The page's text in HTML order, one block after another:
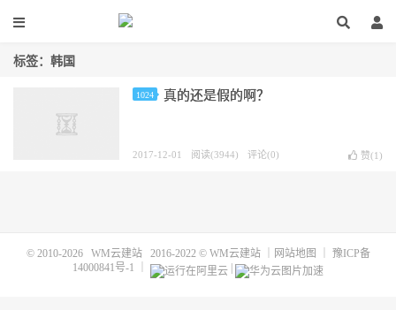
标签：韩国
1024 真的还是假的啊？ ​​​​
2017-12-01 阅读(3944) 评论(0) 赞(1 )
© 2010-2026 WM云建站2016-2022 © WM云建站｜ 网站地图
豫ICP备
14000841号-1